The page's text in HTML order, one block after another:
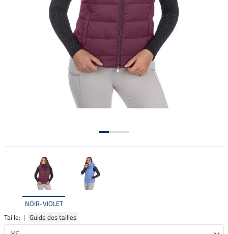
NOIR-VIOLET
Taille: | Guide des tailles